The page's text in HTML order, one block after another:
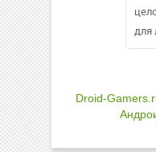
для
Droid-